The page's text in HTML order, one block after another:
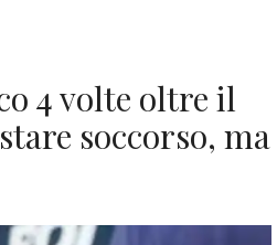
4 volte oltre il
soccorso, ma